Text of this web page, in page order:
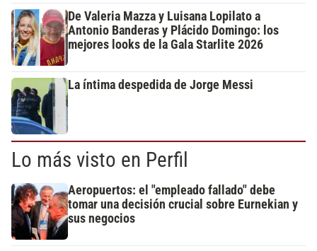
De Valeria Mazza y Luisana Lopilato a
Antonio Banderas y Plácido Domingo: los
mejores looks de la Gala Starlite 2026
La íntima despedida de Jorge Messi
Lo más visto en Perfil
Aeropuertos: el "empleado fallado" debe
tomar una decisión crucial sobre Eurnekian y
sus negocios